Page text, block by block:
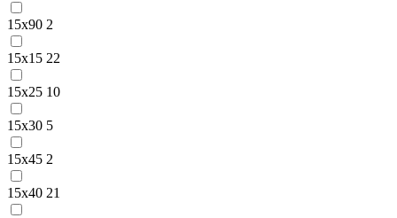
15х90 2
15х15 22
15х25 10
15х30 5
15х45 2
15х40 21